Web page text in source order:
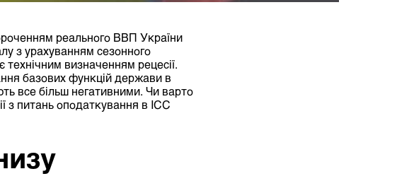
реального ВВП України
з урахуванням сезонного
визначенням рецесії.
базових функцій держави в
все більш негативними. Чи варто
з питань оподаткування в ICC